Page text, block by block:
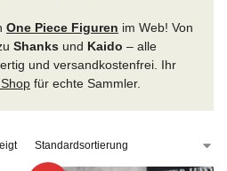
One Piece Figuren im Web! Von
Shanks und Kaido – alle
und versandkostenfrei. Ihr
für echte Sammler.